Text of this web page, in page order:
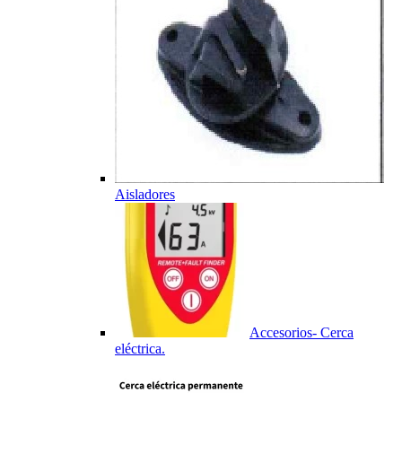
Aisladores
Accesorios- Cerca
eléctrica.